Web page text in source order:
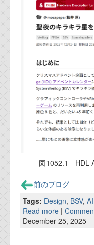
図1052.1 HDL
前のブログ
Tags: Design, BSV, AI
Read more |
December 25, 2025